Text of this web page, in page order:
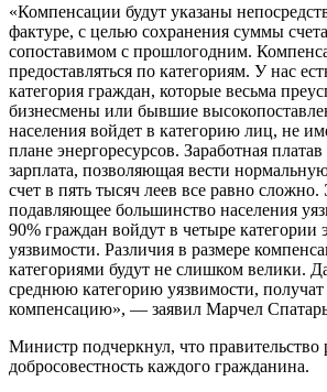
«Компенсации будут указаны
фактуре, с целью сохра­нения суммы
сопостави­мом с прошлогодним.
предоставляться по категориям. У нас
категория граждан, которые весьма
бизнесмены или бывшие
населения войдет в кате­горию лиц, не
плане энергоресурсов. Заработная
зарплата, позволяющая вести
счет в пять тысяч леев все равно сложно.
подавляющее большинство насе­ления
90% граждан войдут в четыре категории
уязвимости. Различия в размере
категориями будут не слишком велики.
среднюю кате­горию уязвимости,
компенсацию», — заявил Марчел
Министр подчеркнул, что правительство
добросовестность каждого гражданина.